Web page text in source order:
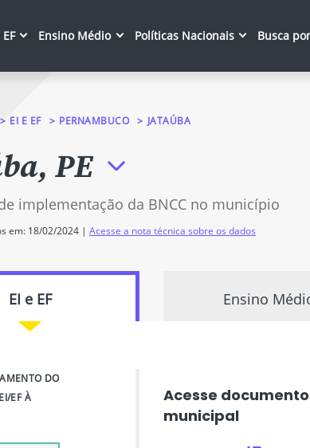
EF Ensino Médio Políticas Nacionais Busca
EI E EF PERNAMBUCO JATAÚBA
PE
implementação da BNCC no município
em: 18/02/2024 | Acesse a nota técnica sobre os dados
EI e EF Ensino
DO
EF À
Acesse
municipal